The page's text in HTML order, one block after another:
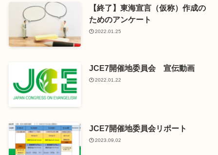
【終了】東海宣言（仮称）作成の
ためのアンケート
2022.01.25
JCE7開催地委員会 宣伝動画
2022.01.22
JCE7開催地委員会リポート
2023.09.02